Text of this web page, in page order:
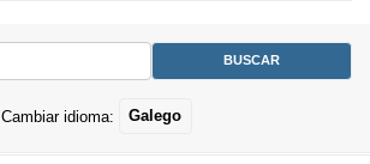
Cambiar idioma: Galego